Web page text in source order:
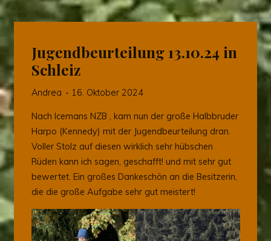
Jugendbeurteilung 13.10.24 in
Schleiz
Andrea 16. Oktober 2024
Nach Icemans NZB , kam nun der große Halbbruder
Harpo (Kennedy) mit der Jugendbeurteilung dran.
Voller Stolz auf diesen wirklich sehr hübschen
Rüden kann ich sagen, geschafft! und mit sehr gut
bewertet. Ein großes Dankeschön an die Besitzerin,
die die große Aufgabe sehr gut meistert!